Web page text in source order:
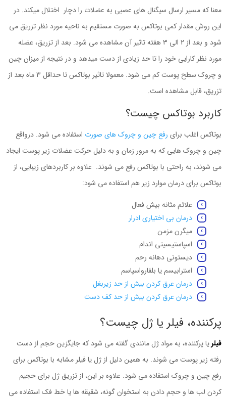
معنا که مسیر ارسال سیگنال های عصبی به عضلات را دچار اختلال میکند. در
این روش مقدار کمی بوتاکس به صورت مستقیم به ناحیه مورد نظر تزریق می
شود و بعد از 2 الی 3 هفته تاثیر آن مشاهده می شود. بعد از تزریق، عضله
مورد نظر کارایی خود را تا حد زیادی از دست میدهد و در نتیجه از میزان چین
و چروک سطح پوست کم می شود. معمولا تاثیر بوتاکس تا حداقل 3 ماه بعد از
تزریق، قابل مشاهده است.
کاربرد بوتاکس چیست؟
بوتاکس اغلب برای رفع چین و چروک های صورت استفاده می شود. درواقع
چین و چروک هایی که به مرور زمان و به دلیل حرکت عضلات زیر پوست ایجاد
می شوند، به راحتی با بوتاکس رفع می شوند. علاوه بر کاربردهای زیبایی، از
بوتاکس برای درمان موارد زیر هم استفاده می شود:
علائم مثانه بیش فعال
درمان بی اختیاری ادرار
میگرن مزمن
اسپاستیسیتی اندام
دیستونی دهانه رحم
استرابیسم یا بلفارواسپاسم
درمان عرق کردن بیش از حد زیربغل
درمان عرق کردن بیش از حد کف دست
پرکننده، فیلر یا ژل چیست؟
فیلریا پرکننده، به مواد ژل مانندی گفته می شود که جایگزین حجم از دست
رفته زیر پوست می شوند. به همین دلیل از ژل یا فیلر مشابه با بوتاکس برای
رفع چین و چروک استفاده می شود. علاوه بر این، از تزریق ژل برای حجیم
کردن لب ها و حجم دادن به استخوان گونه، شقیقه ها یا خط فک استفاده می